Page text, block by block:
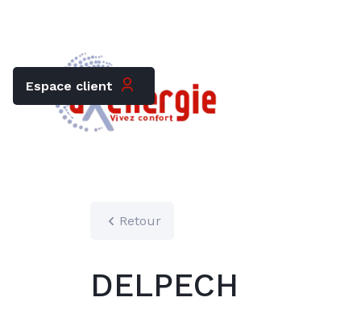
Espace client
Retour
DELPECH